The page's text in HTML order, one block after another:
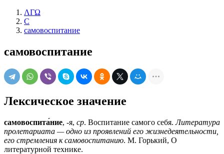
ΛΓΩ
С
самовоспитание
самовоспитание
Лексическое значение
самовоспита́ние, -я, ср. Воспитание самого себя.Литература
пролетариата — одно из проявлений его жизнедеятельности,
его стремления к самовоспитанию. М. Горький, О
литературной технике.